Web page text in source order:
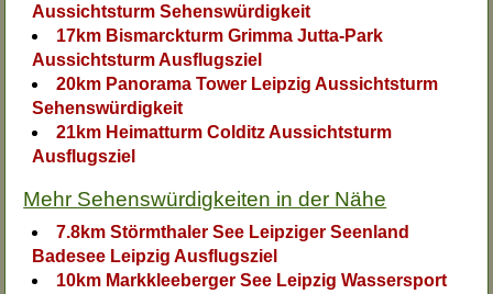
Aussichtsturm Sehenswürdigkeit
17km Bismarckturm Grimma Jutta-Park
Aussichtsturm Ausflugsziel
20km Panorama Tower Leipzig Aussichtsturm
Sehenswürdigkeit
21km Heimatturm Colditz Aussichtsturm
Ausflugsziel
Mehr Sehenswürdigkeiten in der Nähe
7.8km Störmthaler See Leipziger Seenland
Badesee Leipzig Ausflugsziel
10km Markkleeberger See Leipzig Wassersport